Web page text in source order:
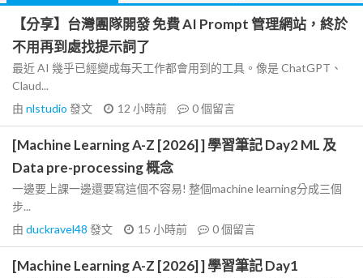
【分享】台灣團隊開發 免費 AI Prompt 管理網站，終於
不用再到處找提示詞了
最近 AI 幾乎已經變成每天工作都會用到的工具。像是 ChatGPT、
Claud...
由 nlstudio 發文 12 小時前 0個留言
[Machine Learning A-Z [2026] ] 學習筆記 Day2 ML 及
Data pre-processing 概念
一邊要上課一邊還要寫這個不容易! 整個machine learning分成三個
步...
由 duckravel48 發文 15 小時前 0個留言
[Machine Learning A-Z [2026] ] 學習筆記 Day1